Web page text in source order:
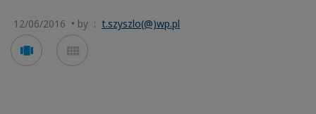
12/06/2016 • by : t.szyszlo(@)wp.pl
Voir
en
en